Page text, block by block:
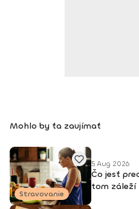
Mohlo by ťa zaujímať
Stravovanie
5 Aug 2026
Čo jesť
tom záleží